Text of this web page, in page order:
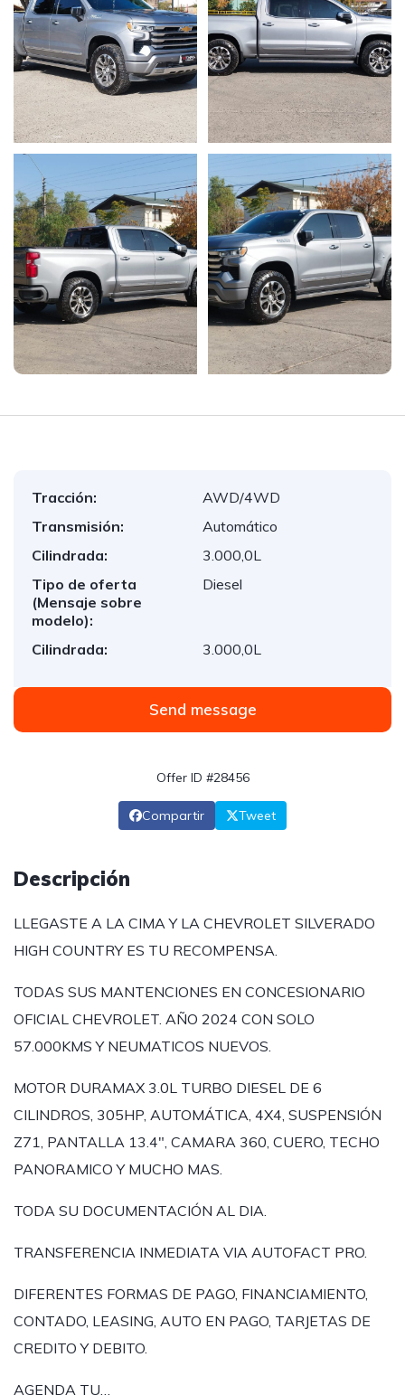
Tracción:
AWD/4WD
Transmisión:
Automático
Cilindrada:
3.000,0L
Tipo de oferta
(Mensaje sobre
modelo):
Diesel
Cilindrada: 3.000,0L
Send message
Offer ID #28456
Compartir Tweet
Descripción
LLEGASTE A LA CIMA Y LA CHEVROLET SILVERADO
HIGH COUNTRY ES TU RECOMPENSA.
TODAS SUS MANTENCIONES EN CONCESIONARIO
OFICIAL CHEVROLET. AÑO 2024 CON SOLO
57.000KMS Y NEUMATICOS NUEVOS.
MOTOR DURAMAX 3.0L TURBO DIESEL DE 6
CILINDROS, 305HP, AUTOMÁTICA, 4X4, SUSPENSIÓN
Z71, PANTALLA 13.4", CAMARA 360, CUERO, TECHO
PANORAMICO Y MUCHO MAS.
TODA SU DOCUMENTACIÓN AL DIA.
TRANSFERENCIA INMEDIATA VIA AUTOFACT PRO.
DIFERENTES FORMAS DE PAGO, FINANCIAMIENTO,
CONTADO, LEASING, AUTO EN PAGO, TARJETAS DE
CREDITO Y DEBITO.
AGENDA TU…